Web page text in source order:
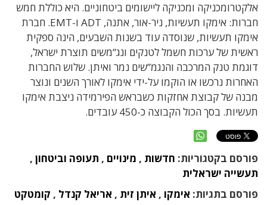
אלקטרומכניקה ומכניקה ליישומים ביטחוניים. היא כוללת חמש
חברות: אימקו תעשיות, ניר-אור, אתנה, ADT ו-EMT. חברת
אימקו תעשיות, שנוסדה עוד בשנות השבעים, הינה ספקית
ראשית של ערכות חשמל לטנקים ונג”משים תוצרת ישראל,
דוגמת טנק המרכבה והנגמ”שים נמר ואיתן. שלוש החברות
האחרות נרכשו או הוקמו על-ידי אימקו לאורך השנים ונוצר
מבנה של קבוצת אחזקות כשבראש הפירמידה ניצבת אימקו
תעשיות. בסך הכול הקבוצה כ-450 עובדים.
פורסם בקטגוריות: חדשות , מינויים , תעופה וביטחון ,
תעשייה ישראלית
פורסם בתגיות: אימקו , איתן זית , אריאל קנדל , קומטקט